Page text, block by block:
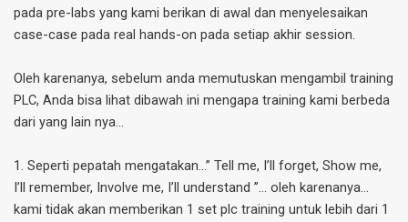
pada pre-labs yang kami berikan di awal dan menyelesaikan
case-case pada real hands-on pada setiap akhir session.
Oleh karenanya, sebelum anda memutuskan mengambil training
PLC, Anda bisa lihat dibawah ini mengapa training kami berbeda
dari yang lain nya...
1. Seperti pepatah mengatakan…” Tell me, I’ll forget, Show me,
I’ll remember, Involve me, I’ll understand ”… oleh karenanya…
kami tidak akan memberikan 1 set plc training untuk lebih dari 1